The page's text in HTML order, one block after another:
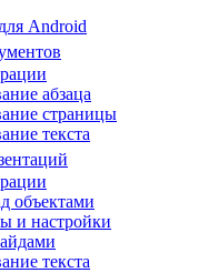
Android
абзаца
страницы
текста
объектами
и настройки
текста